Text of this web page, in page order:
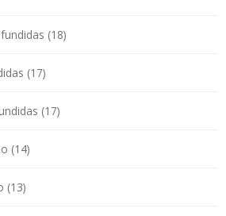
(18)
(17)
(17)
(14)
(13)